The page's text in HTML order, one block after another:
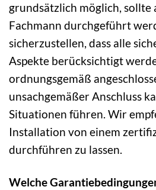
grundsätzlich möglich, sollte
Fachmann durchgeführt
sicherzustellen, dass alle
Aspekte berücksichtigt
ordnungsgemäß
unsachgemäßer Anschluss
Situationen führen. Wir
Installation von einem
durchführen zu lassen.
Welche